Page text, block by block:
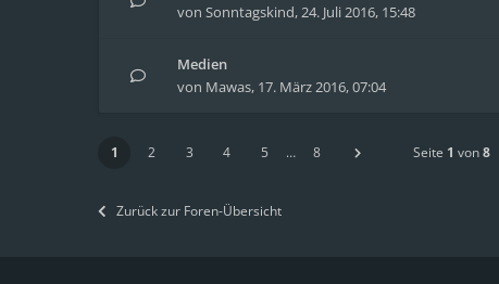
von Sonntagskind,24. Juli 2016, 15:48
Medien
von Mawas, 17. März 2016, 07:04
1 2 3 4 5 … 8 Seite 1 von8
Zurück zur Foren-Übersicht